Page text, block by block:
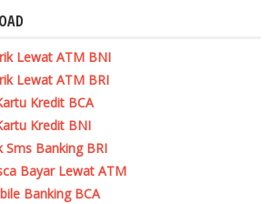
Lewat ATM BNI
Lewat ATM BRI
Kredit BCA
Kredit BNI
Banking BRI
Bayar Lewat ATM
Banking BCA